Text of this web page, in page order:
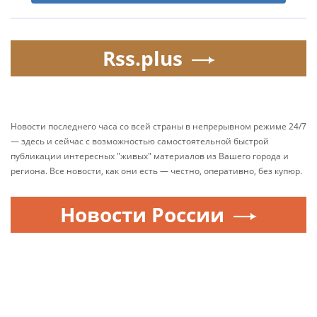
Rss.plus
Новости последнего часа со всей страны в непрерывном режиме 24/7
— здесь и сейчас с возможностью самостоятельной быстрой
публикации интересных "живых" материалов из Вашего города и
региона. Все новости, как они есть — честно, оперативно, без купюр.
Новости России